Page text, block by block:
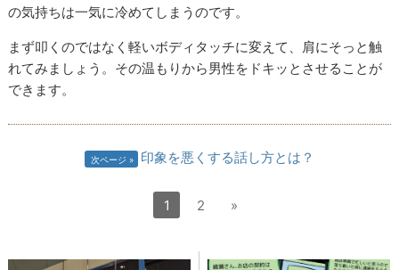
の気持ちは一気に冷めてしまうのです。
まず叩くのではなく軽いボディタッチに変えて、肩にそっと触
れてみましょう。その温もりから男性をドキッとさせることが
できます。
次ページ 印象を悪くする話し方とは？
1 2 »